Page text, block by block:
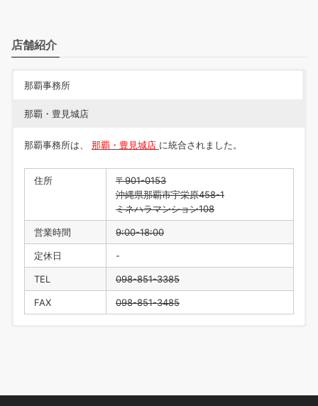
店舗紹介
那覇事務所
那覇・豊見城店
那覇事務所は、 那覇・豊見城店 に統合されました。
住所
〒901-0153
沖縄県那覇市宇栄原458-1
ミネハラマンション108
営業時間 9:00-18:00
定休日 -
TEL 098-851-3385
FAX 098-851-3485
定休日 水曜日・年末年始